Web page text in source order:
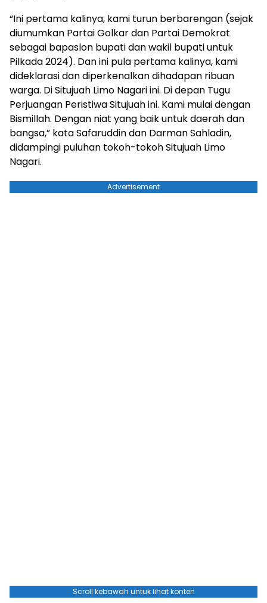
“Ini pertama kalinya, kami turun berbarengan (sejak
diumumkan Partai Golkar dan Partai Demokrat
sebagai bapaslon bupati dan wakil bupati untuk
Pilkada 2024). Dan ini pula pertama kalinya, kami
dideklarasi dan diperkenalkan dihadapan ribuan
warga. Di Situjuah Limo Nagari ini. Di depan Tugu
Perjuangan Peristiwa Situjuah ini. Kami mulai dengan
Bismillah. Dengan niat yang baik untuk daerah dan
bangsa,” kata Safaruddin dan Darman Sahladin,
didampingi puluhan tokoh-tokoh Situjuah Limo
Nagari.
Advertisement
Scroll kebawah untuk lihat konten